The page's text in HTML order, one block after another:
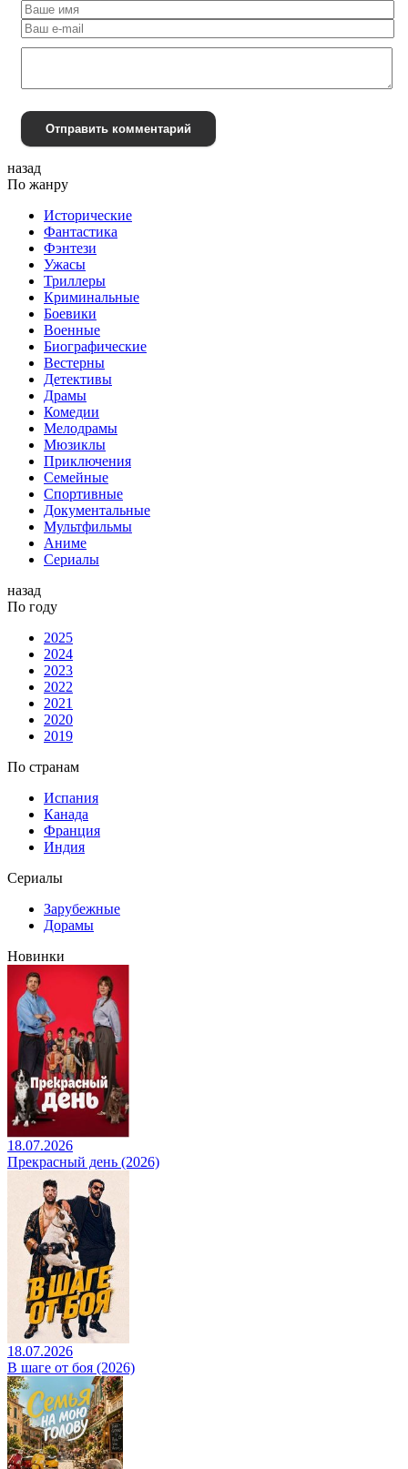
Отправить комментарий
назад
По жанру
Исторические
Фантастика
Фэнтези
Ужасы
Триллеры
Криминальные
Боевики
Военные
Биографические
Вестерны
Детективы
Драмы
Комедии
Мелодрамы
Мюзиклы
Приключения
Семейные
Спортивные
Документальные
Мультфильмы
Аниме
Сериалы
назад
По году
2025
2024
2023
2022
2021
2020
2019
По странам
Испания
Канада
Франция
Индия
Сериалы
Зарубежные
Дорамы
Новинки
18.07.2026
Прекрасный день (2026)
18.07.2026
В шаге от боя (2026)